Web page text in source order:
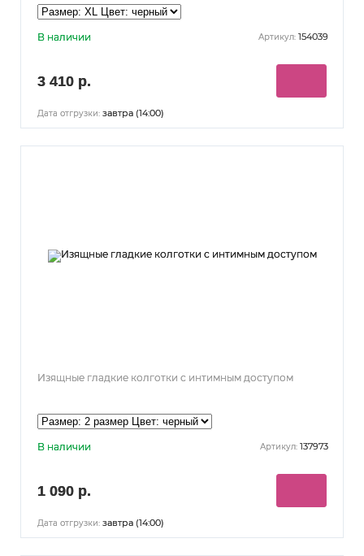
В наличии Артикул: 154039
3 410 р.
Дата отгрузки: завтра (14:00)
Изящные гладкие колготки с интимным доступом
В наличии Артикул: 137973
1 090 р.
Дата отгрузки: завтра (14:00)